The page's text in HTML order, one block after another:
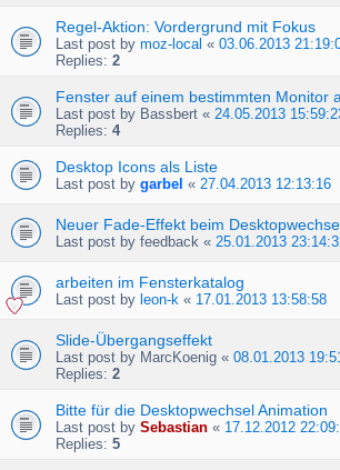
Regel-Aktion: Vordergrund mit Fokus
Last post by moz-local « 03.06.2013
Replies: 2
Fenster auf einem bestimmten Monitor
Last post by Bassbert « 24.05.2013
Replies: 4
Desktop Icons als Liste
Last post by garbel « 27.04.2013 12:13:16
Neuer Fade-Effekt beim
Last post by feedback « 25.01.2013
arbeiten im Fensterkatalog
Last post by leon-k « 17.01.2013 13:58:58
Slide-Übergangseffekt
Last post by MarcKoenig « 08.01.2013
Replies: 2
Bitte für die Desktopwechsel Animation
Last post by Sebastian « 17.12.2012
Replies: 5